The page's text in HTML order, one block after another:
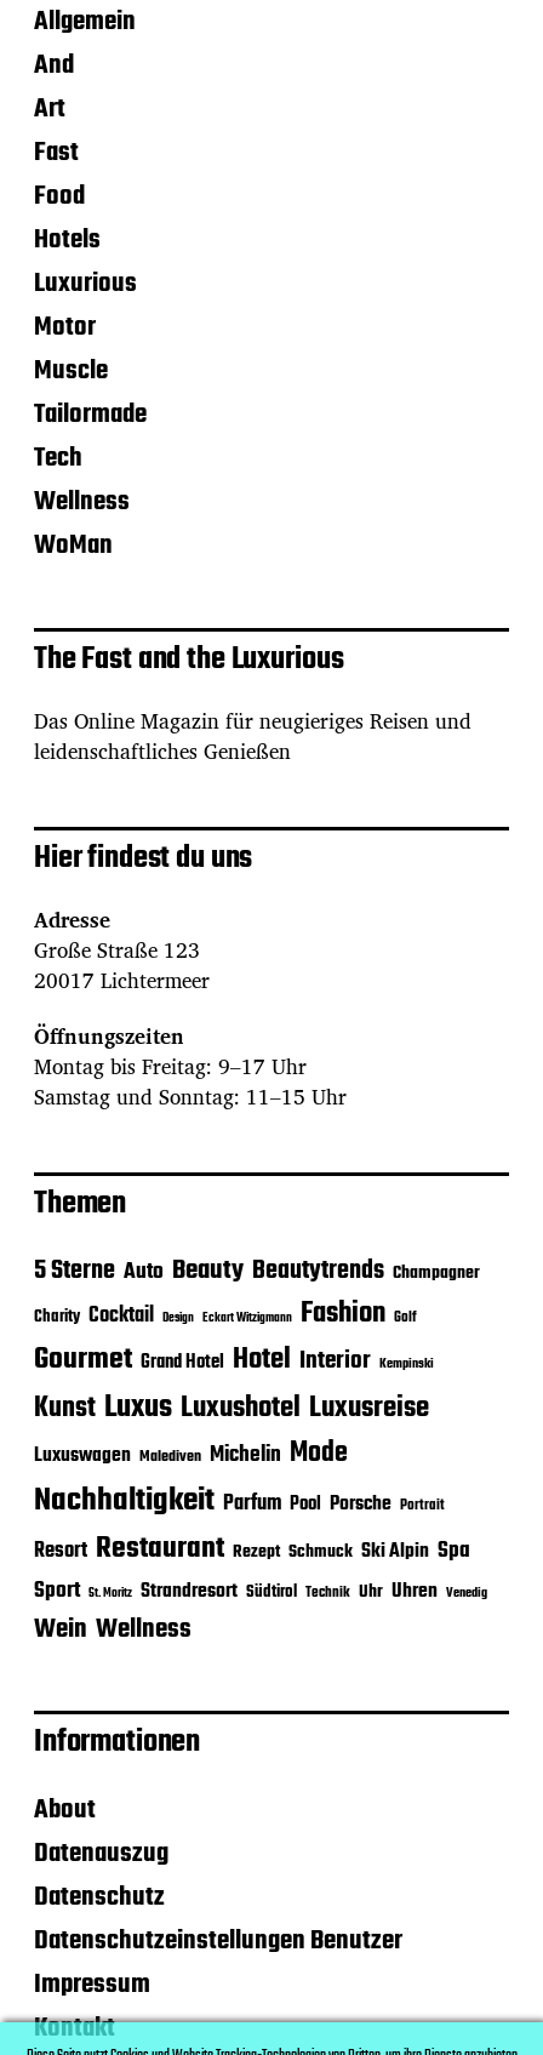
Allgemein
And
Art
Fast
Food
Hotels
Luxurious
Motor
Muscle
Tailormade
Tech
Wellness
WoMan
The Fast and the Luxurious
Das Online Magazin für neugieriges Reisen und
leidenschaftliches Genießen
Hier findest du uns
Adresse
Große Straße 123
20017 Lichtermeer
Öffnungszeiten
Montag bis Freitag: 9–17 Uhr
Samstag und Sonntag: 11–15 Uhr
Themen
5 Sterne Auto Beauty Beautytrends Champagner
Charity Cocktail Design Eckart Witzigmann Fashion Golf
Gourmet Grand Hotel Hotel Interior Kempinski
Kunst Luxus Luxushotel Luxusreise
Luxuswagen Malediven Michelin Mode
Nachhaltigkeit Parfum Pool Porsche Portrait
Resort Restaurant Rezept Schmuck Ski Alpin Spa
Sport St. Moritz Strandresort Südtirol Technik Uhr Uhren Venedig
Wein Wellness
Informationen
About
Datenauszug
Datenschutz
Datenschutzeinstellungen Benutzer
Impressum
Kontakt